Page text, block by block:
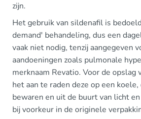
zijn.
Het gebruik van sildenafil is
demand' behandeling, dus een
vaak niet nodig, tenzij aangegeven
aandoeningen zoals pulmonale
merknaam Revatio. Voor de opslag
het aan te raden deze op een
bewaren en uit de buurt van licht
bij voorkeur in de originele